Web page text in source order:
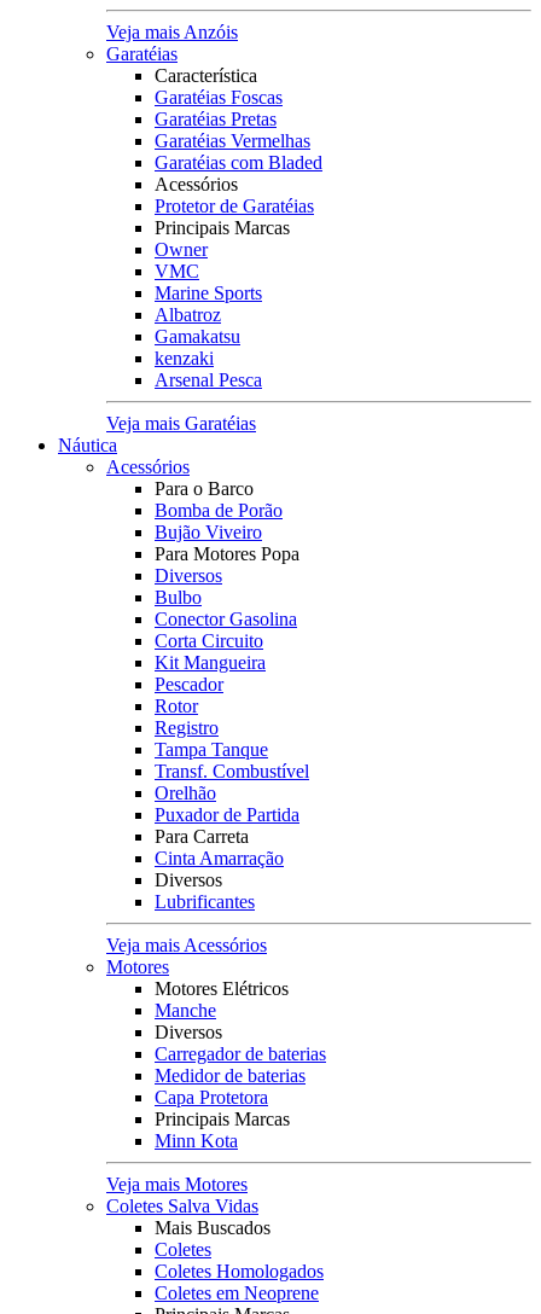
Veja mais Anzóis
Garatéias
Característica
Garatéias Foscas
Garatéias Pretas
Garatéias Vermelhas
Garatéias com Bladed
Acessórios
Protetor de Garatéias
Principais Marcas
Owner
VMC
Marine Sports
Albatroz
Gamakatsu
kenzaki
Arsenal Pesca
Veja mais Garatéias
Náutica
Acessórios
Para o Barco
Bomba de Porão
Bujão Viveiro
Para Motores Popa
Diversos
Bulbo
Conector Gasolina
Corta Circuito
Kit Mangueira
Pescador
Rotor
Registro
Tampa Tanque
Transf. Combustível
Orelhão
Puxador de Partida
Para Carreta
Cinta Amarração
Diversos
Lubrificantes
Veja mais Acessórios
Motores
Motores Elétricos
Manche
Diversos
Carregador de baterias
Medidor de baterias
Capa Protetora
Principais Marcas
Minn Kota
Veja mais Motores
Coletes Salva Vidas
Mais Buscados
Coletes
Coletes Homologados
Coletes em Neoprene